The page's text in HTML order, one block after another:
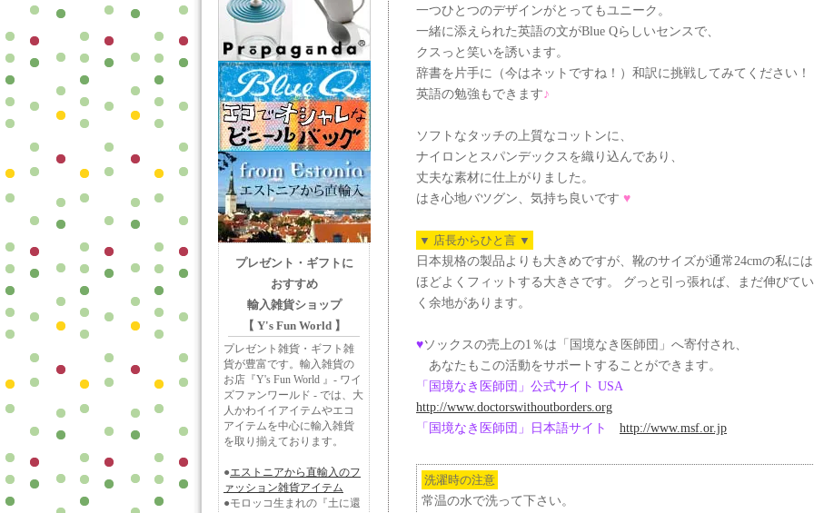
一つひとつのデザインがとってもユニーク。
一緒に添えられた英語の文がBlue Qらしいセンスで、
クスっと笑いを誘います。
辞書を片手に（今はネットですね！）和訳に挑戦してみてください！
英語の勉強もできます♪
ソフトなタッチの上質なコットンに、
ナイロンとスパンデックスを織り込んであり、
丈夫な素材に仕上がりました。
はき心地バツグン、気持ち良いです ♥
▼ 店長からひと言 ▼
日本規格の製品よりも大きめですが、靴のサイズが通常24cmの私には
ほどよくフィットする大きさです。 グっと引っ張れば、まだ伸びてい
く余地があります。
♥ソックスの売上の1％は「国境なき医師団」へ寄付され、
あなたもこの活動をサポートすることができます。
「国境なき医師団」公式サイト USA
http://www.doctorswithoutborders.org
「国境なき医師団」日本語サイト http://www.msf.or.jp
洗濯時の注意
常温の水で洗って下さい。
プレゼント・ギフトに
おすすめ
輸入雑貨ショップ
【 Y's Fun World 】
プレゼント雑貨・ギフト雑
貨が豊富です。輸入雑貨の
お店『Y's Fun World 』- ワイ
ズファンワールド - では、大
人かわイイアイテムやエコ
アイテムを中心に輸入雑貨
を取り揃えております。
●エストニアから直輸入のフ
ァッション雑貨アイテム
●モロッコ生まれの『土に還